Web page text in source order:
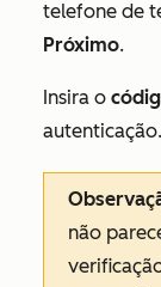
telefone de
Próximo.
Insira o
não